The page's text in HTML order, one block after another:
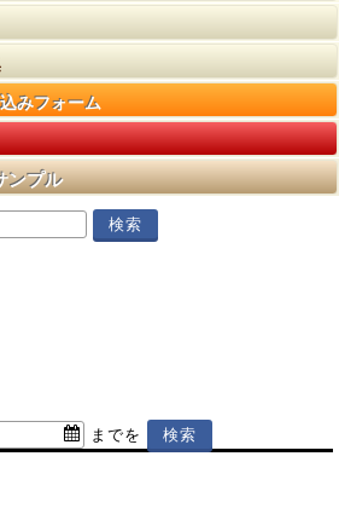
みフォーム
ンプル
までを